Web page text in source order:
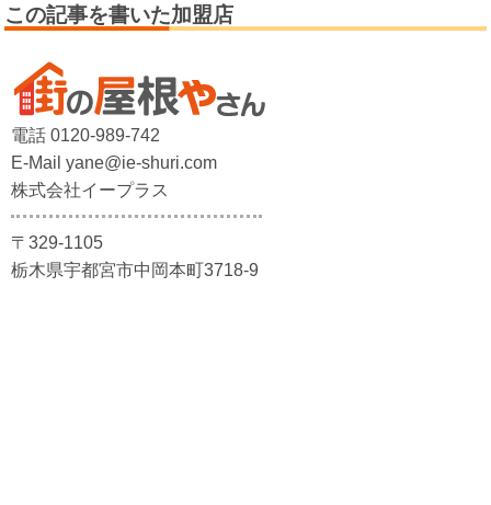
この記事を書いた加盟店
電話 0120-989-742
E-Mail yane@ie-shuri.com
株式会社イープラス
〒329-1105
栃木県宇都宮市中岡本町3718-9